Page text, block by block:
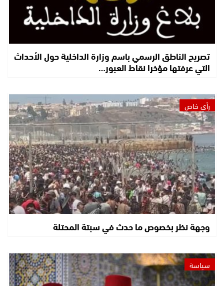
تصريح الناطق الرسمي باسم وزارة الداخلية حول الأحداث
التي عرفتها مؤخرا نقاط العبور…
رأي خاص
وجهة نظر بخصوص ما حدث في سبتة المحتلة
سياسة